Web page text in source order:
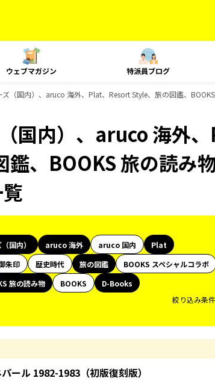
ウェブマガジン 特派員ブログ
（国内）、aruco 海外、Plat、Resort Style、旅の図鑑、
国内）、aruco 海外
、BOOKS 旅の読み
国内） aruco 海外 aruco 国内
Plat
朱印 歴史時代 旅の図鑑
BOOKS スペシャルコラボ
旅の読み物 BOOKS
D-Books
絞り込み条
ール 1982-1983（初版復刻版）